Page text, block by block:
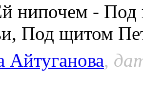
нипочем -
Под щитом
Айтуганова,